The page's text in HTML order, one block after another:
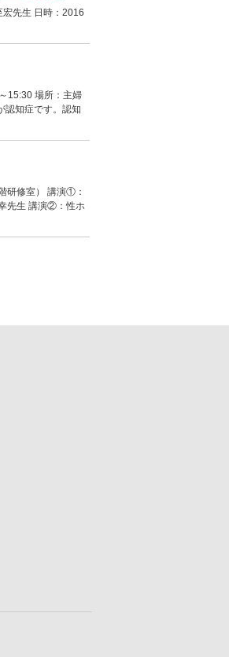
宏先生 日時：2016
15:30 場所：主婦
認知症です。認知
研修室） 講演①：
先生 講演②：性ホ